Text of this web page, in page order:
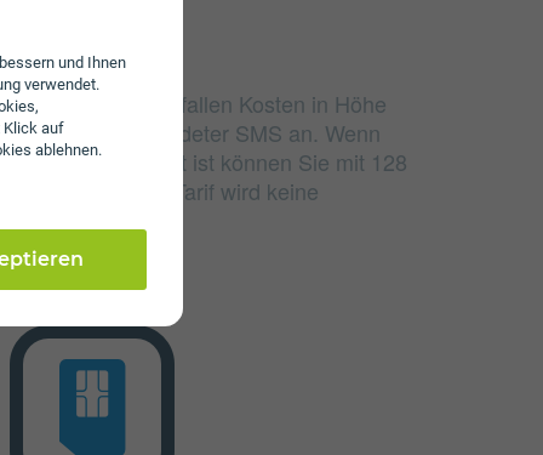
und Ihnen
verwendet.
Klick auf
ablehnen.
Einheiten fallen Kosten in Höhe
3 ct/€ pro versendeter SMS an. Wenn
aufgebraucht ist können Sie mit 128
Wertkarten-Tarif wird keine